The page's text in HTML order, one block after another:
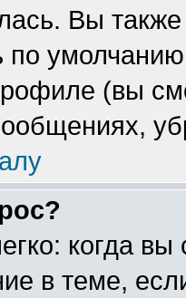
Вы
по
(вы
когда
в теме,